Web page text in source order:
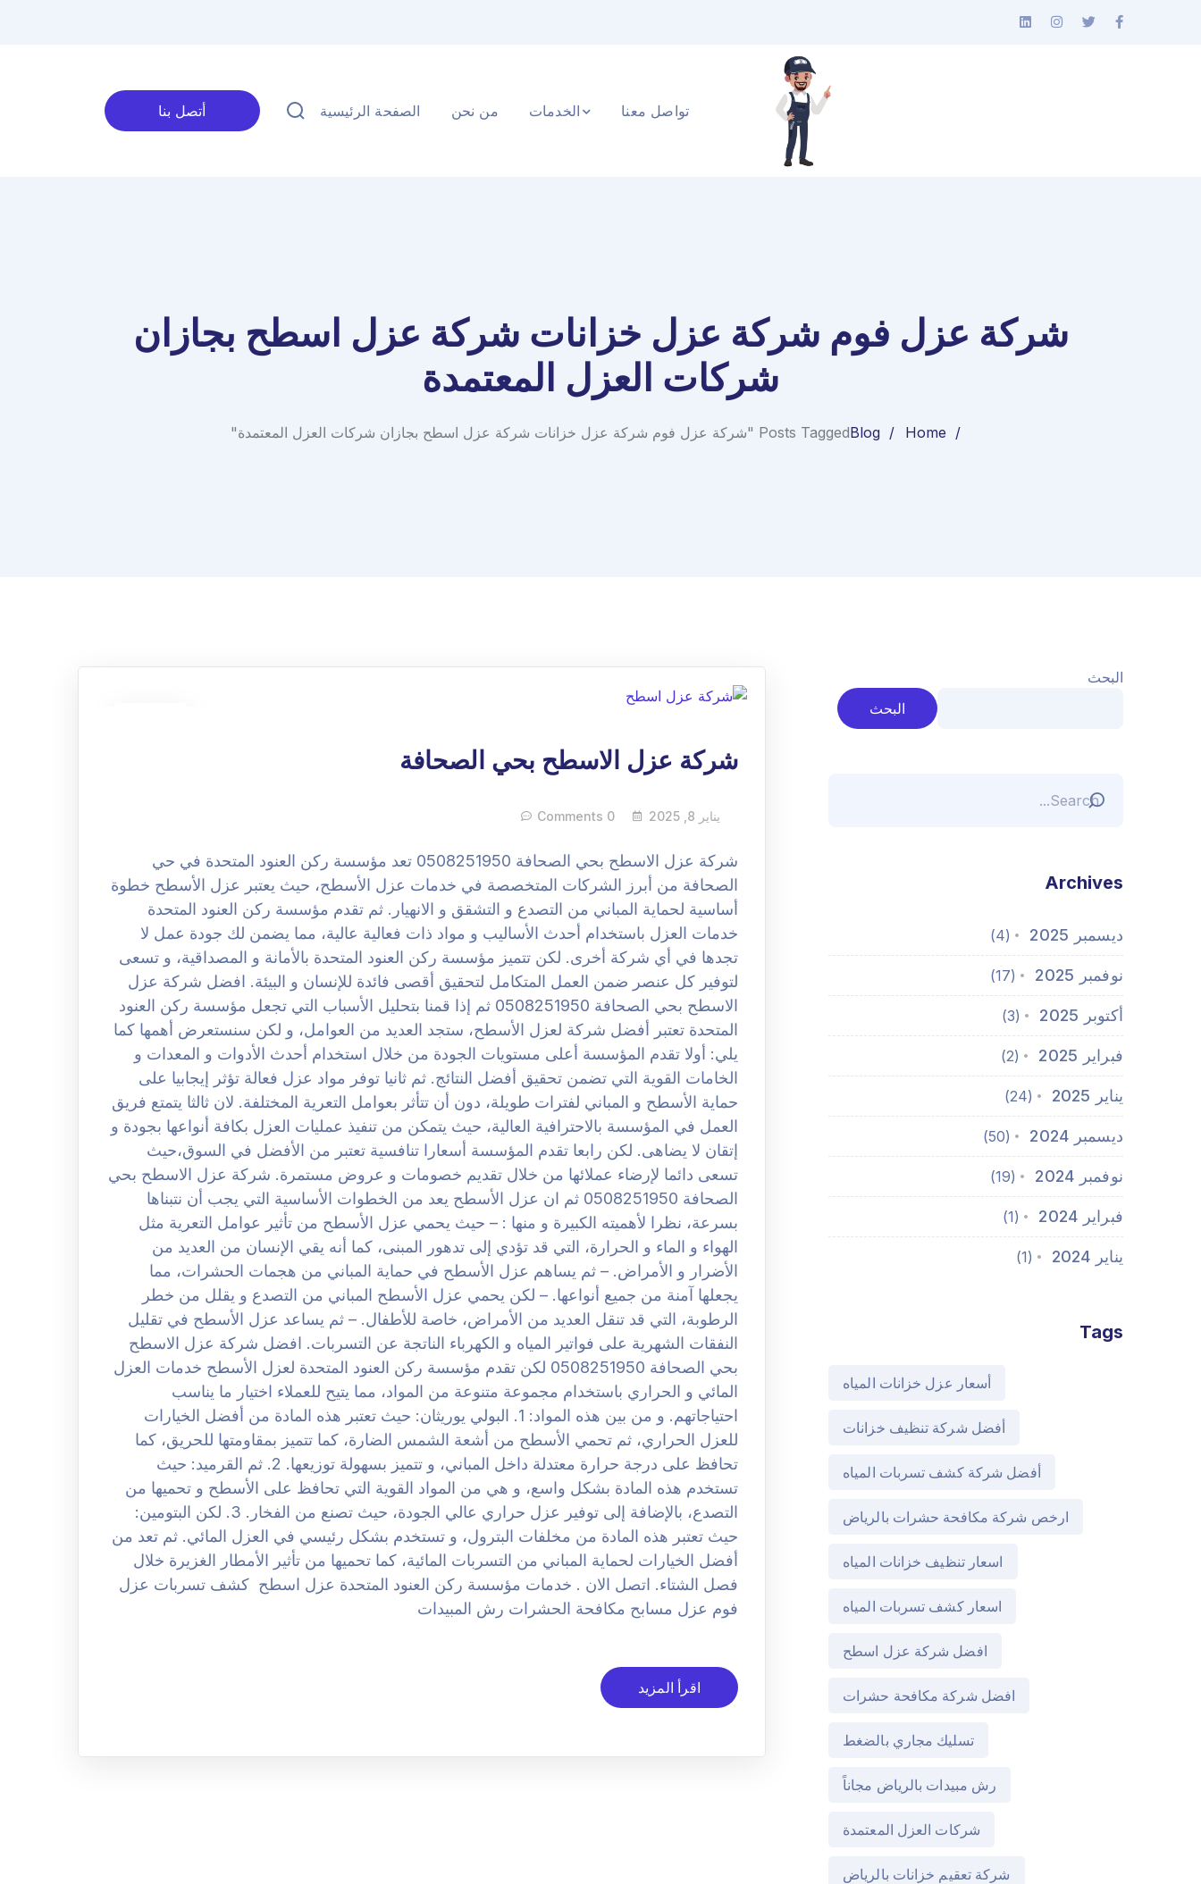
الصفحة الرئيسية من نحن الخدمات تواصل معنا أتصل بنا
شركة عزل فوم شركة عزل خزانات شركة عزل اسطح بجازان
شركات العزل المعتمدة
Home
BlogPosts Tagged "شركة عزل فوم شركة عزل خزانات شركة عزل اسطح بجازان شركات العزل المعتمدة"
شركة عزل الاسطح بحي الصحافة
يناير 8, 2025 0 Comments
شركة عزل الاسطح بحي الصحافة 0508251950 تعد مؤسسة ركن العنود المتحدة في حي
الصحافة من أبرز الشركات المتخصصة في خدمات عزل الأسطح، حيث يعتبر عزل الأسطح خطوة
أساسية لحماية المباني من التصدع و التشقق و الانهيار. ثم تقدم مؤسسة ركن العنود المتحدة
خدمات العزل باستخدام أحدث الأساليب و مواد ذات فعالية عالية، مما يضمن لك جودة عمل لا
تجدها في أي شركة أخرى. لكن تتميز مؤسسة ركن العنود المتحدة بالأمانة و المصداقية، و تسعى
لتوفير كل عنصر ضمن العمل المتكامل لتحقيق أقصى فائدة للإنسان و البيئة. افضل شركة عزل
الاسطح بحي الصحافة 0508251950 ثم إذا قمنا بتحليل الأسباب التي تجعل مؤسسة ركن العنود
المتحدة تعتبر أفضل شركة لعزل الأسطح، ستجد العديد من العوامل، و لكن سنستعرض أهمها كما
يلي: أولا تقدم المؤسسة أعلى مستويات الجودة من خلال استخدام أحدث الأدوات و المعدات و
الخامات القوية التي تضمن تحقيق أفضل النتائج. ثم ثانيا توفر مواد عزل فعالة تؤثر إيجابيا على
حماية الأسطح و المباني لفترات طويلة، دون أن تتأثر بعوامل التعرية المختلفة. لان ثالثا يتمتع فريق
العمل في المؤسسة بالاحترافية العالية، حيث يتمكن من تنفيذ عمليات العزل بكافة أنواعها بجودة و
إتقان لا يضاهى. لكن رابعا تقدم المؤسسة أسعارا تنافسية تعتبر من الأفضل في السوق،حيث
تسعى دائما لإرضاء عملائها من خلال تقديم خصومات و عروض مستمرة. شركة عزل الاسطح بحي
الصحافة 0508251950 ثم ان عزل الأسطح يعد من الخطوات الأساسية التي يجب أن نتبناها
بسرعة، نظرا لأهميته الكبيرة و منها : – حيث يحمي عزل الأسطح من تأثير عوامل التعرية مثل
الهواء و الماء و الحرارة، التي قد تؤدي إلى تدهور المبنى، كما أنه يقي الإنسان من العديد من
الأضرار و الأمراض. – ثم يساهم عزل الأسطح في حماية المباني من هجمات الحشرات، مما
يجعلها آمنة من جميع أنواعها. – لكن يحمي عزل الأسطح المباني من التصدع و يقلل من خطر
الرطوبة، التي قد تنقل العديد من الأمراض، خاصة للأطفال. – ثم يساعد عزل الأسطح في تقليل
النفقات الشهرية على فواتير المياه و الكهرباء الناتجة عن التسربات. افضل شركة عزل الاسطح
بحي الصحافة 0508251950 لكن تقدم مؤسسة ركن العنود المتحدة لعزل الأسطح خدمات العزل
المائي و الحراري باستخدام مجموعة متنوعة من المواد، مما يتيح للعملاء اختيار ما يناسب
احتياجاتهم. و من بين هذه المواد: 1. البولي يوريثان: حيث تعتبر هذه المادة من أفضل الخيارات
للعزل الحراري، ثم تحمي الأسطح من أشعة الشمس الضارة، كما تتميز بمقاومتها للحريق، كما
تحافظ على درجة حرارة معتدلة داخل المباني، و تتميز بسهولة توزيعها. 2. ثم القرميد: حيث
تستخدم هذه المادة بشكل واسع، و هي من المواد القوية التي تحافظ على الأسطح و تحميها من
التصدع، بالإضافة إلى توفير عزل حراري عالي الجودة، حيث تصنع من الفخار. 3. لكن البتومين:
حيث تعتبر هذه المادة من مخلفات البترول، و تستخدم بشكل رئيسي في العزل المائي. ثم تعد من
أفضل الخيارات لحماية المباني من التسربات المائية، كما تحميها من تأثير الأمطار الغزيرة خلال
فصل الشتاء. اتصل الان . خدمات مؤسسة ركن العنود المتحدة عزل اسطح كشف تسربات عزل
فوم عزل مسابح مكافحة الحشرات رش المبيدات
اقرأ المزيد
البحث
البحث
Archives
ديسمبر 2025 (4)
نوفمبر 2025 (17)
أكتوبر 2025 (3)
فبراير 2025 (2)
يناير 2025 (24)
ديسمبر 2024 (50)
نوفمبر 2024 (19)
فبراير 2024 (1)
يناير 2024 (1)
Tags
أسعار عزل خزانات المياه
أفضل شركة تنظيف خزانات
أفضل شركة كشف تسربات المياه
ارخص شركة مكافحة حشرات بالرياض
اسعار تنظيف خزانات المياه
اسعار كشف تسربات المياه
افضل شركة عزل اسطح
افضل شركة مكافحة حشرات
تسليك مجاري بالضغط
رش مبيدات بالرياض مجاناً
شركات العزل المعتمدة
شركة تعقيم خزانات بالرياض